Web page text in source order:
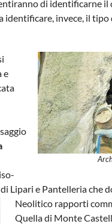
di identificarne il
invece, il
e
Lipari e Pantelleria che
Neolitico rapporti
Quella di Monte